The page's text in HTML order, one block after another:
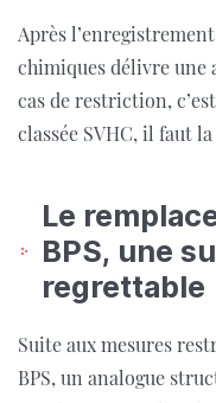
Après
chimiques délivre
cas de restriction,
classée SVHC, il faut
Le
BPS, une
regrettable
Suite aux mesures
BPS, un analogue